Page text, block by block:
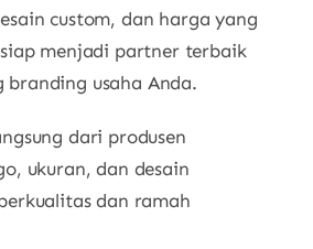
custom, dan harga yang
menjadi partner terbaik
branding usaha Anda.
dari produsen
ukuran, dan desain
dan ramah